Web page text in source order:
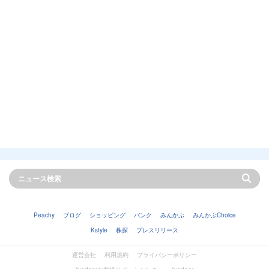
Peachy ブログ ショッピング バンク みんかぶ
みんかぶChoice
Kstyle
株探 プレスリリース
運営会社 利用規約
プライバシーポリシー